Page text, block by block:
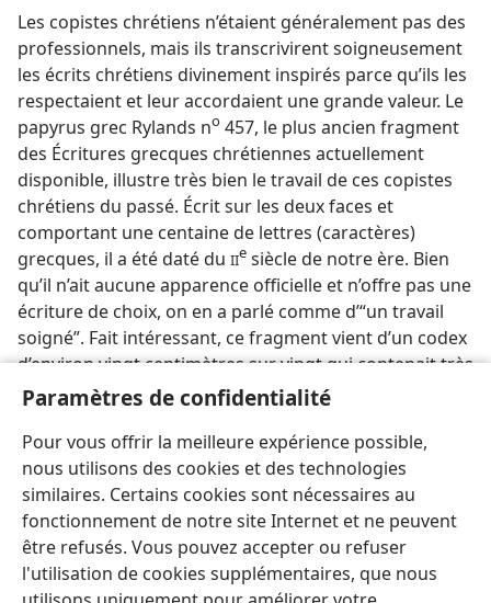
Paramètres de confidentialité
Pour vous offrir la meilleure expérience possible,
nous utilisons des cookies et des technologies
similaires. Certains cookies sont nécessaires au
fonctionnement de notre site Internet et ne peuvent
être refusés. Vous pouvez accepter ou refuser
l'utilisation de cookies supplémentaires, que nous
Les copistes chrétiens n’étaient généralement pas des
professionnels, mais ils transcrivirent soigneusement
les écrits chrétiens divinement inspirés parce qu’ils les
respectaient et leur accordaient une grande valeur. Le
papyrus grec Rylands no 457, le plus ancien fragment
des Écritures grecques chrétiennes actuellement
disponible, illustre très bien le travail de ces copistes
chrétiens du passé. Écrit sur les deux faces et
comportant une centaine de lettres (caractères)
grecques, il a été daté du IIe siècle de notre ère. Bien
qu’il n’ait aucune apparence officielle et n’offre pas une
écriture de choix, on en a parlé comme d’“un travail
soigné”. Fait intéressant, ce fragment vient d’un codex
d’environ vingt centimètres sur vingt qui contenait très
probablement tout l’Évangile de Jean, soit quelque
MANUSCRITS DE LABIBLE.